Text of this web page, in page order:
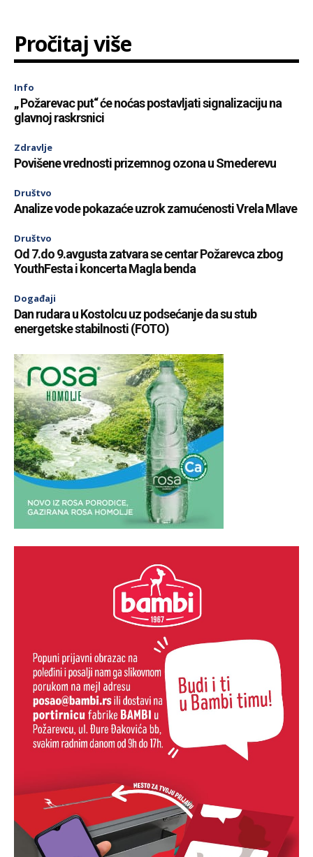
Pročitaj više
Info
„ Požarevac put“ će noćas postavljati signalizaciju na
glavnoj raskrsnici
Zdravlje
Povišene vrednosti prizemnog ozona u Smederevu
Društvo
Analize vode pokazaće uzrok zamućenosti Vrela Mlave
Društvo
Od 7.do 9.avgusta zatvara se centar Požarevca zbog
YouthFesta i koncerta Magla benda
Događaji
Dan rudara u Kostolcu uz podsećanje da su stub
energetske stabilnosti (FOTO)